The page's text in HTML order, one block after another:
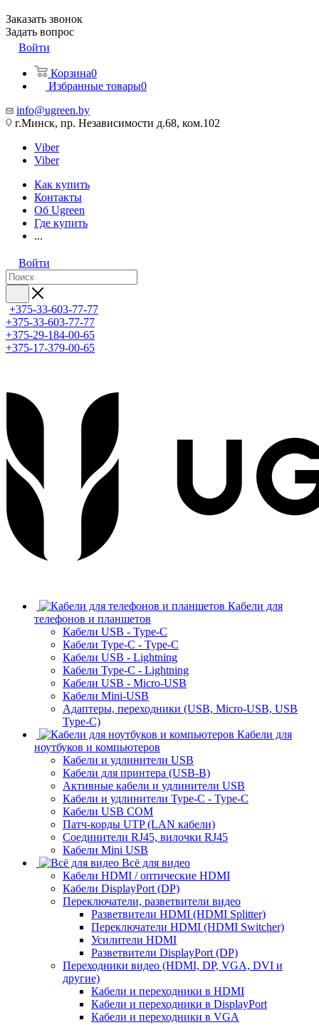
Заказать звонок
Задать вопрос
Войти
Корзина0
Избранные товары0
info@ugreen.by
г.Минск, пр. Независимости д.68, ком.102
Viber
Viber
Как купить
Контакты
Об Ugreen
Где купить
...
Войти
+375-33-603-77-77
+375-33-603-77-77
+375-29-184-00-65
+375-17-379-00-65
Кабели для
телефонов и планшетов
Кабели USB - Type-C
Кабели Type-C - Type-C
Кабели USB - Lightning
Кабели Type-C - Lightning
Кабели USB - Micro-USB
Кабели Mini-USB
Адаптеры, переходники (USB, Micro-USB, USB
Type-C)
Кабели для
ноутбуков и компьютеров
Кабели и удлинители USB
Кабели для принтера (USB-B)
Активные кабели и удлинители USB
Кабели и удлинители Type-C - Type-C
Кабели USB COM
Патч-корды UTP (LAN кабели)
Соединители RJ45, вилочки RJ45
Кабели Mini USB
Всё для видео
Кабели HDMI / оптические HDMI
Кабели DisplayPort (DP)
Переключатели, разветвители видео
Разветвители HDMI (HDMI Splitter)
Переключатели HDMI (HDMI Switcher)
Усилители HDMI
Разветвители DisplayPort (DP)
Переходники видео (HDMI, DP, VGA, DVI и
другие)
Кабели и переходники в HDMI
Кабели и переходники в DisplayPort
Кабели и переходники в VGA